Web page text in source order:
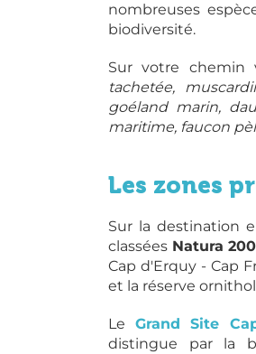
nombreuses
biodiversité.
Sur votre chemin
tachetée,
goéland marin,
maritime, faucon
Les zones
Sur la destination
classées Natura
Cap d'Erquy - Cap
et la réserve
Le Grand Site
distingue par la